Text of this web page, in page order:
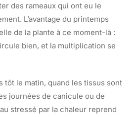
des rameaux qui ont eu le
L’avantage du printemps
de la plante à ce moment-là :
bien, et la multiplication se
tôt le matin, quand les tissus sont
journées de canicule ou de
stressé par la chaleur reprend